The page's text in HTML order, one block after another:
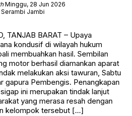
Minggu, 28 Jun 2026
Serambi Jambi
TANJAB BARAT – Upaya
kondusif di wilayah hukum
membuahkan hasil. Sembilan
motor berhasil diamankan aparat
melakukan aksi tawuran, Sabtu
gapura Pembengis. Penangkapan
ini merupakan tindak lanjut
yang merasa resah dengan
kelompok tersebut […]